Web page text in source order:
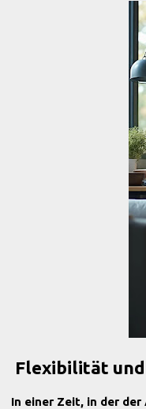
Flexibilität
In einer Zeit, in der